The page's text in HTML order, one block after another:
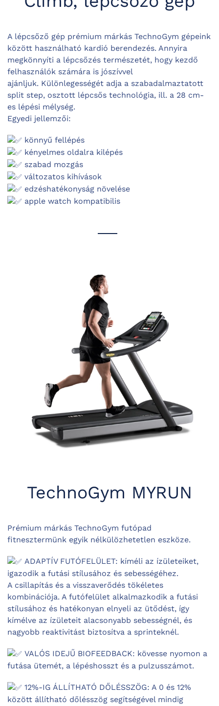
A lépcsőző gép prémium márkás TechnoGym gépeink
között használható kardió berendezés. Annyira
megkönnyíti a lépcsőzés természetét, hogy kezdő
felhasználók számára is jószívvel
ajánljuk. Különlegességét adja a szabadalmaztatott
split step, osztott lépcsős technológia, ill. a 28 cm-
es lépési mélység.
Egyedi jellemzői:
könnyű fellépés
kényelmes oldalra kilépés
szabad mozgás
változatos kihívások
edzéshatékonyság növelése
apple watch kompatibilis
TechnoGym MYRUN
Prémium márkás TechnoGym futópad
fitnesztermünk egyik nélkülözhetetlen eszköze.
ADAPTÍV FUTÓFELÜLET: kíméli az ízületeiket,
igazodik a futási stílusához és sebességéhez.
A csillapítás és a visszaverődés tökéletes
kombinációja. A futófelület alkalmazkodik a futási
stílusához és hatékonyan elnyeli az ütődést, így
kímélve az ízületeit alacsonyabb sebességnél, és
nagyobb reaktivitást biztosítva a sprinteknél.
VALÓS IDEJŰ BIOFEEDBACK: kövesse nyomon a
futása ütemét, a lépéshosszt és a pulzusszámot.
12%-IG ÁLLÍTHATÓ DŐLÉSSZÖG: A 0 és 12%
között állítható dőlésszög segítségével mindig